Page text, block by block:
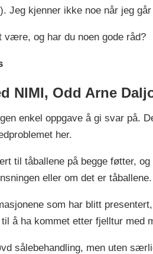
Jeg kjenner ikke noe når jeg
være, og har du noen gode råd?
NIMI, Odd Arne
enkel oppgave å gi svar på.
her.
til tåballene på begge føtter,
eller om det er
som har blitt
å ha kommet etter fjelltur med
sålebehandling, men uten